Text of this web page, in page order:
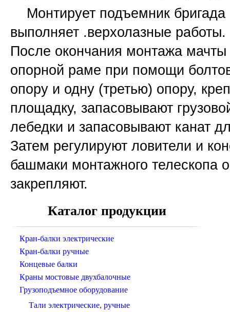
Монтирует подъемник
выполняет .верхолазные работы.
После окончания монтажа
опорной раме при помощи
опору и одну (третью) опору,
площадку, запасовывают
лебедки и запасовывают канат
Затем регулируют ловители и
башмаки монтажного телескопа
закрепляют.
Каталог продукции
Кран-балки электрические
Кран-балки ручные
Концевые балки
Краны мостовые двухбалочные
Грузоподъемное оборудование
Тали электрические, ручные